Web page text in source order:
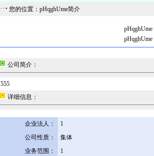
您的位置：pHqghUme简介
pHqghUme
pHqghUme
公司简介：
555
详细信息：
企业法人：
1
公司性质：
集体
业务范围：
1